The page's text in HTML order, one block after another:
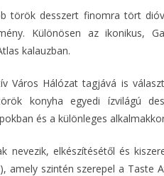
török desszert finomra tört
Különösen az ikonikus,
kalauzban.
Város Hálózat tagjává is
konyha egyedi ízvilágú
és a különleges
nevezik, elkészítésétől és
amely szintén szerepel a